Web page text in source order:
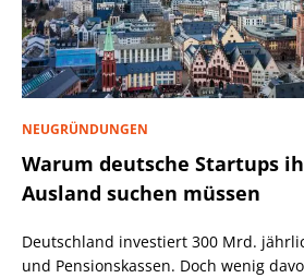
NEUGRÜNDUNGEN
Warum deutsche Startups
Ausland suchen müssen
Deutschland investiert 300 Mrd.
und Pensionskassen. Doch wenig